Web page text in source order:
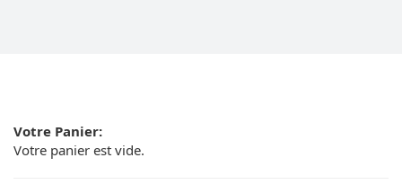
Votre Panier:
Votre panier est vide.